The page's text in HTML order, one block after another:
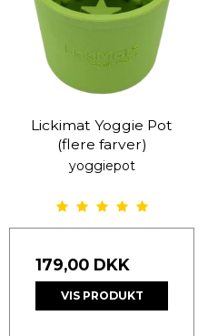
Lickimat Yoggie Pot
(flere farver)
yoggiepot
179,00 DKK
VIS PRODUKT